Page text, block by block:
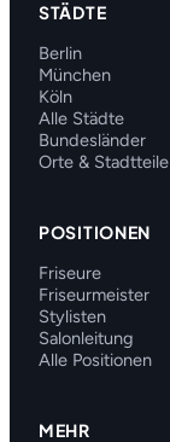
STÄDTE
Berlin
München
Köln
Alle Städte
Bundesländer
Orte & Stadtteile
POSITIONEN
Friseure
Friseurmeister
Stylisten
Salonleitung
Alle Positionen
MEHR